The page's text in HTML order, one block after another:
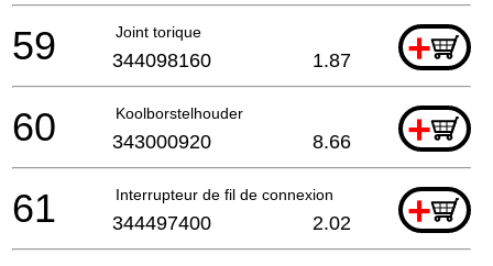
Joint torique +
59 344098160 1.87
Koolborstelhouder +
60 343000920 8.66
Interrupteur de fil de connexion +
61 344497400 2.02